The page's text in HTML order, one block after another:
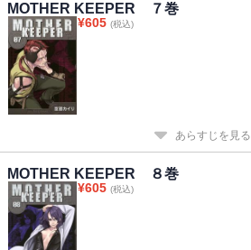
MOTHER KEEPER ７巻
¥605 (税込)
あらすじを見る
MOTHER KEEPER ８巻
¥605 (税込)